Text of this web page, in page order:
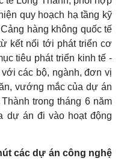
quy hoạch hạ tầng kỹ
hàng không quốc tế
kết nối tới phát triển cơ
tiêu phát triển kinh tế -
các bộ, ngành, đơn vị
vướng mắc của dự án
trong tháng 6 năm
dự án đi vào hoạt động
các dự án công nghệ